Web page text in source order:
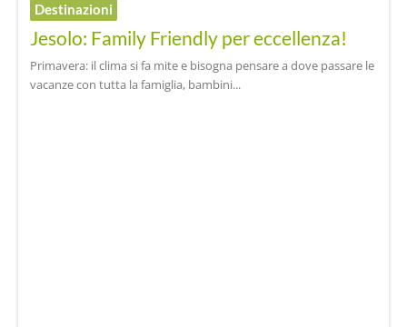
Destinazioni
Jesolo: Family Friendly per eccellenza!
Primavera: il clima si fa mite e bisogna pensare a dove passare le
vacanze con tutta la famiglia, bambini...